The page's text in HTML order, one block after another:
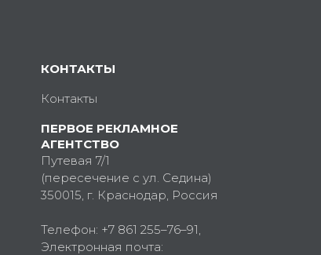
КОНТАКТЫ
Контакты
ПЕРВОЕ РЕКЛАМНОЕ
АГЕНТСТВО
Путевая 7/1
(пересечение с ул. Седина)
350015, г. Краснодар, Россия
Телефон: +7 861 255–76–91,
Электронная почта: